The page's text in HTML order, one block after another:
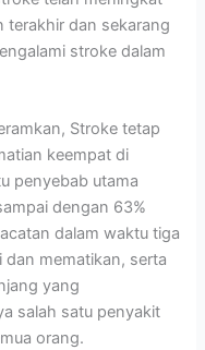
terakhir dan sekarang
stroke dalam
Stroke tetap
keempat di
penyebab utama
dengan 63%
dalam waktu tiga
mematikan, serta
yang
salah satu penyakit
orang.